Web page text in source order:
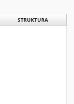
STRUKTURA